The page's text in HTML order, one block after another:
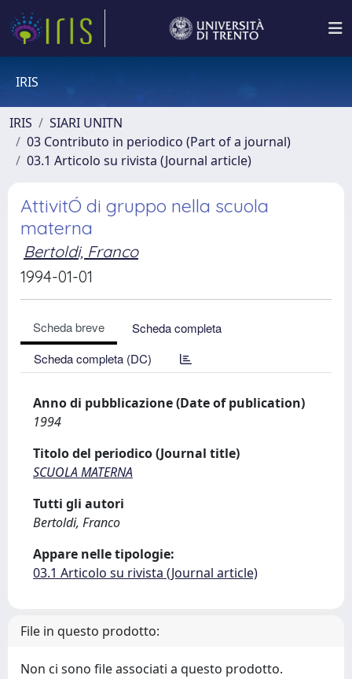
IRIS
IRIS
SIARI UNITN
03 Contributo in periodico (Part of a journal)
03.1 Articolo su rivista (Journal article)
AttivitÓ di gruppo nella scuola
materna
Bertoldi, Franco
1994-01-01
Scheda breve
Scheda completa
Scheda completa (DC)
Anno di pubblicazione (Date of publication)
1994
Titolo del periodico (Journal title)
SCUOLA MATERNA
Tutti gli autori
Bertoldi, Franco
Appare nelle tipologie:
03.1 Articolo su rivista (Journal article)
File in questo prodotto:
Non ci sono file associati a questo prodotto.